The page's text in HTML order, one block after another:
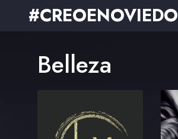
#CREOENOVIEDO
Belleza